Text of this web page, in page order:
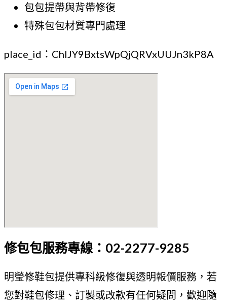
包包提帶與背帶修復
特殊包包材質專門處理
place_id：ChIJY9BxtsWpQjQRVxUUJn3kP8A
修包包服務專線：02-2277-9285
明瑩修鞋包提供專科級修復與透明報價服務，若
您對鞋包修理、訂製或改款有任何疑問，歡迎隨